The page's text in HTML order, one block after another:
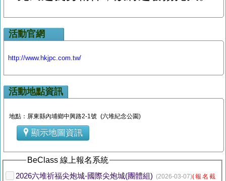
活動官網
http://www.hkjpc.com.tw/
活動地點資訊
地點：屏東縣內埔鄉中興路2-1號 (六堆紀念公園)
顯示地圖資訊
BeClass 線上報名系統
2026六堆祈福尖炮城-國際尖炮城(團體組) (2026-03-07)(報名截